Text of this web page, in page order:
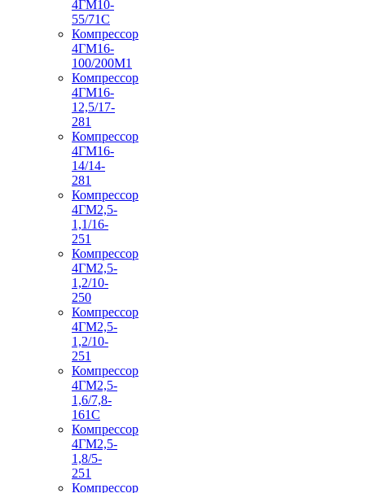
4ГМ10-
55/71С
Компрессор
4ГМ16-
100/200М1
Компрессор
4ГМ16-
12,5/17-
281
Компрессор
4ГМ16-
14/14-
281
Компрессор
4ГМ2,5-
1,1/16-
251
Компрессор
4ГМ2,5-
1,2/10-
250
Компрессор
4ГМ2,5-
1,2/10-
251
Компрессор
4ГМ2,5-
1,6/7,8-
161С
Компрессор
4ГМ2,5-
1,8/5-
251
Компрессор